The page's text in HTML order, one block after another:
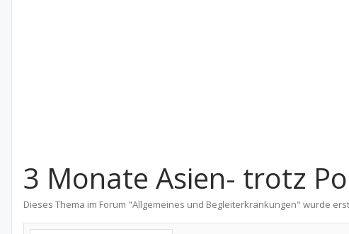
3 Monate Asien- trotz
Dieses Thema im Forum "Allgemeines und Begleiterkrankungen" wurde